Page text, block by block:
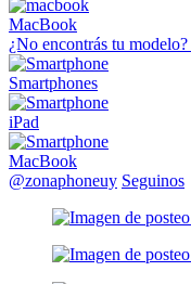
MacBook
¿No encontrás tu modelo?
Smartphones
iPad
MacBook
@zonaphoneuy Seguinos